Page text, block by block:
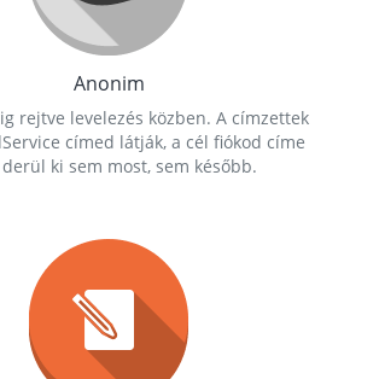
Anonim
rejtve levelezés közben. A címzettek
címed látják, a cél fiókod címe
ki sem most, sem később.